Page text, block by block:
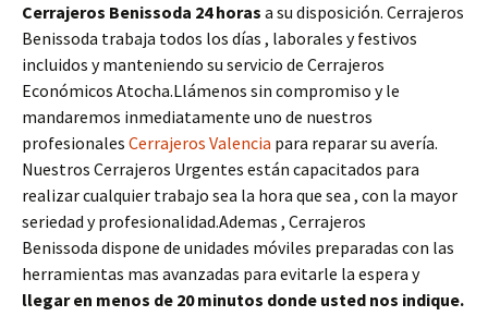
Cerrajeros Benissoda 24 horas a su disposición. Cerrajeros
Benissoda trabaja todos los días , laborales y festivos
incluidos y manteniendo su servicio de Cerrajeros
Económicos Atocha.Llámenos sin compromiso y le
mandaremos inmediatamente uno de nuestros
profesionales Cerrajeros Valencia para reparar su avería.
Nuestros Cerrajeros Urgentes están capacitados para
realizar cualquier trabajo sea la hora que sea , con la mayor
seriedad y profesionalidad.Ademas , Cerrajeros
Benissoda dispone de unidades móviles preparadas con las
herramientas mas avanzadas para evitarle la espera y
llegar en menos de 20 minutos donde usted nos indique.